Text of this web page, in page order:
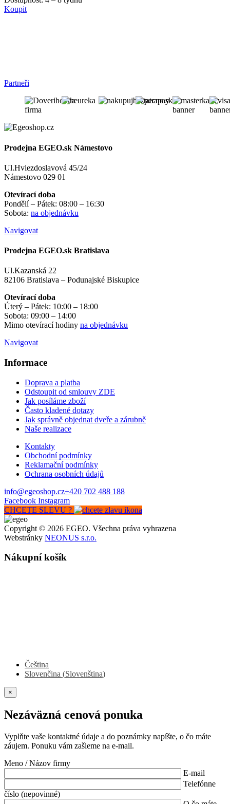
Koupit
Partneři
Prodejna EGEO.sk Námestovo
Ul.Hviezdoslavová 45/24
Námestovo 029 01
Otevírací doba
Pondělí – Pátek: 08:00 – 16:30
Sobota: na objednávku
Navigovat
Prodejna EGEO.sk Bratislava
Ul.Kazanská 22
82106 Bratislava – Podunajské Biskupice
Otevírací doba
Úterý – Pátek: 10:00 – 18:00
Sobota: 09:00 – 14:00
Mimo otevírací hodiny na objednávku
Navigovat
Informace
Doprava a platba
Odstoupit od smlouvy ZDE
Jak posíláme zboží
Často kladené dotazy
Jak správně objednat dveře a zárubně
Naše realizace
Kontakty
Obchodní podmínky
Reklamační podmínky
Ochrana osobních údajů
info@egeoshop.cz+420 702 488 188
Facebook Instagram
CHCETE SLEVU ?
Copyright © 2026 EGEO. Všechna práva vyhrazena
Webstránky NEONUS s.r.o.
Nákupní košík
Čeština
Slovenčina (Slovenština)
×
Nezáväzná cenová ponuka
Vyplňte vaše kontaktné údaje a do poznámky napíšte, o čo máte
záujem. Ponuku vám zašleme na e-mail.
Meno / Názov firmy
E-mail
Telefónne
číslo (nepovinné)